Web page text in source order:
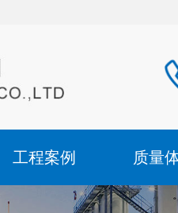
工程案例 质量